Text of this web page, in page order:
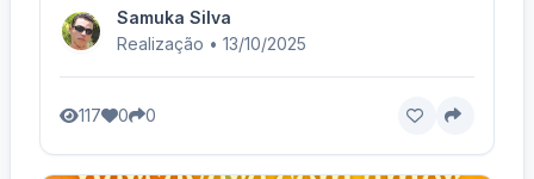
Samuka Silva
Realização • 13/10/2025
117 0 0